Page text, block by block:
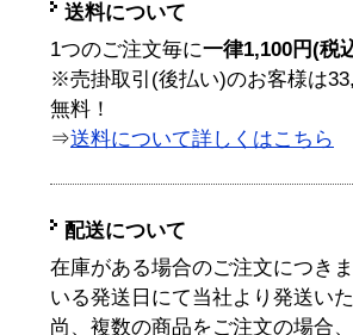
送料について
1つのご注文毎に一律1,100円(税
※売掛取引(後払い)のお客様は
無料！
⇒送料について詳しくはこちら
配送について
在庫がある場合のご注文につき
いる発送日にて当社より発送い
尚、複数の商品をご注文の場合